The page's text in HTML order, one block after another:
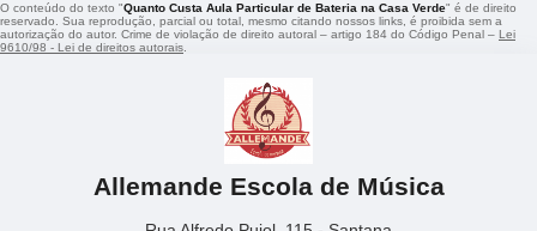
O conteúdo do texto "Quanto Custa Aula Particular de Bateria na Casa Verde" é de direito
reservado. Sua reprodução, parcial ou total, mesmo citando nossos links, é proibida sem a
autorização do autor. Crime de violação de direito autoral – artigo 184 do Código Penal – Lei
9610/98 - Lei de direitos autorais
Allemande Escola de Música